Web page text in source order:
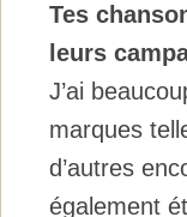
Tes
leurs
J’ai
marques
d’autres
également